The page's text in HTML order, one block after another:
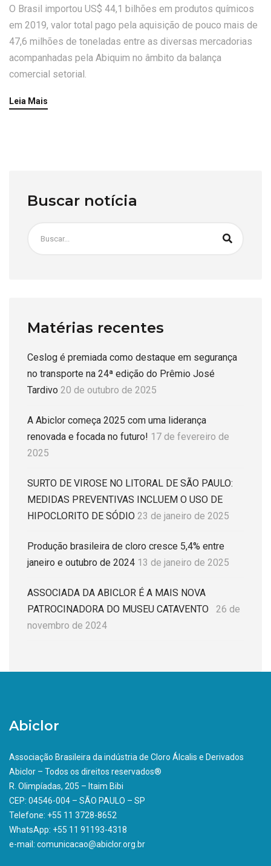
O Brasil importou US$ 44,1 bilhões em produtos químicos
em 2019, valor total pago pela aquisição de pouco mais de
47,6 milhões de toneladas entre as diversas mercadorias
acompanhadas pela Abiquim no âmbito da balança
comercial setorial.
Leia Mais
Buscar notícia
Matérias recentes
Ceslog é premiada como destaque em segurança
no transporte na 24ª edição do Prêmio José
Tardivo 20 de outubro de 2025
A Abiclor começa 2025 com uma liderança
renovada e focada no futuro! 17 de fevereiro de
2025
SURTO DE VIROSE NO LITORAL DE SÃO PAULO:
MEDIDAS PREVENTIVAS INCLUEM O USO DE
HIPOCLORITO DE SÓDIO 23 de janeiro de 2025
Produção brasileira de cloro cresce 5,4% entre
janeiro e outubro de 2024 13 de janeiro de 2025
ASSOCIADA DA ABICLOR É A MAIS NOVA
PATROCINADORA DO MUSEU CATAVENTO
26 de
novembro de 2024
Abiclor
Associação Brasileira da indústria de Cloro Álcalis e Derivados
Abiclor – Todos os direitos reservados®
R. Olimpíadas, 205 – Itaim Bibi
CEP: 04546-004 – SÃO PAULO – SP
Telefone: +55 11 3728-8652
WhatsApp: +55 11 91193-4318
e-mail: comunicacao@abiclor.org.br